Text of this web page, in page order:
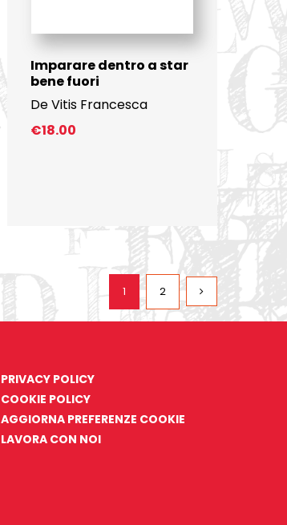
Imparare dentro a star
bene fuori
De Vitis Francesca
€18.00
1 2
PRIVACY POLICY
COOKIE POLICY
AGGIORNA PREFERENZE COOKIE
LAVORA CON NOI